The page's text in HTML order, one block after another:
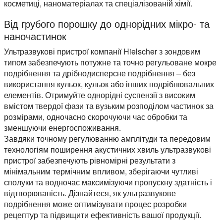
косметиці, наноматеріалах та спеціалізованій хімії.
Від грубого порошку до однорідних мікро- та
наночастинок
Ультразвукові пристрої компанії Hielscher з зондовим
типом забезпечують потужне та точно регульоване мокре
подрібнення та дрібнодисперсне подрібнення – без
використання кульок, кульок або інших подрібнювальних
елементів. Отримуйте однорідні суспензії з високим
вмістом твердої фази та вузьким розподілом частинок за
розмірами, одночасно скорочуючи час обробки та
зменшуючи енергоспоживання.
Завдяки точному регулюванню амплітуди та передовим
технологіям поширення акустичних хвиль ультразвукові
пристрої забезпечують рівномірні результати з
мінімальним термічним впливом, зберігаючи чутливі
сполуки та водночас максимізуючи пропускну здатність і
відтворюваність. Дізнайтеся, як ультразвукове
подрібнення може оптимізувати процес розробки
рецептур та підвищити ефективність вашої продукції.